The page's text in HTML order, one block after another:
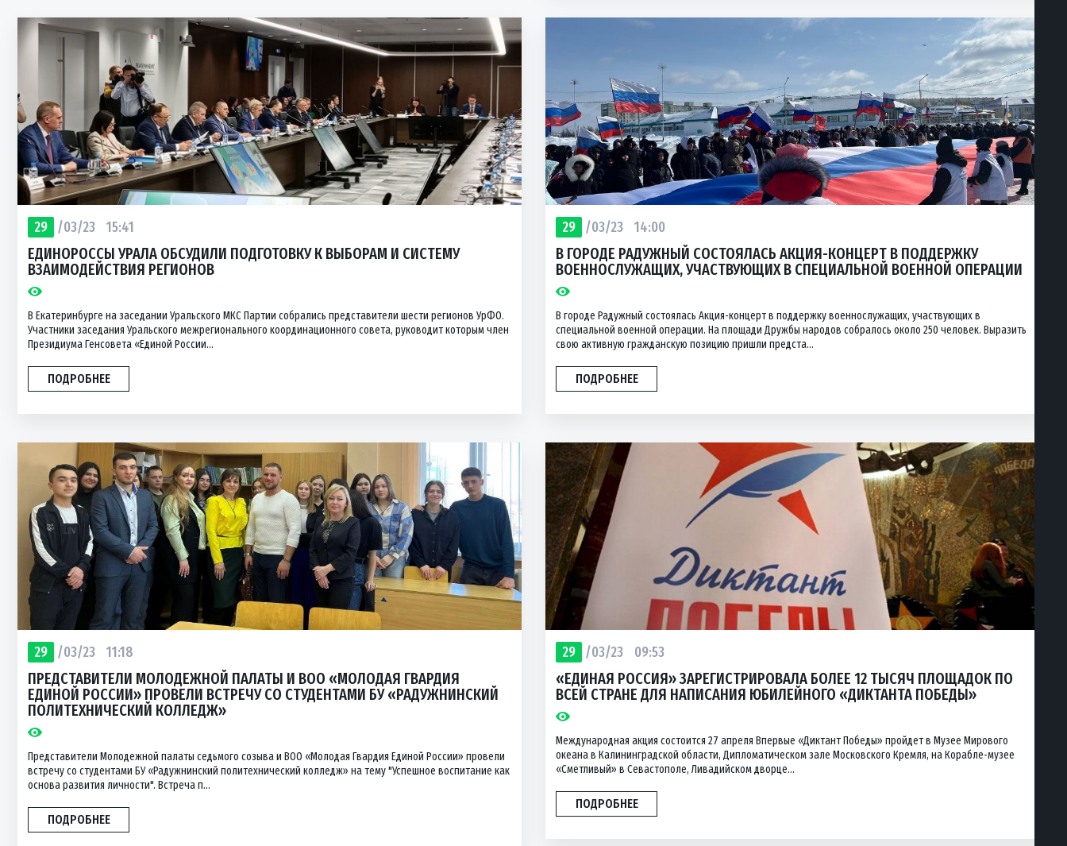
29 /03/23 15:41
ЕДИНОРОССЫ УРАЛА ОБСУДИЛИ ПОДГОТОВКУ К ВЫБОРАМ И СИСТЕМУ
ВЗАИМОДЕЙСТВИЯ РЕГИОНОВ
В Екатеринбурге на заседании Уральского МКС Партии собрались представители шести регионов УрФО.
Участники заседания Уральского межрегионального координационного совета, руководит которым член
Президиума Генсовета «Единой России...
ПОДРОБНЕЕ
29 /03/23 14:00
В ГОРОДЕ РАДУЖНЫЙ СОСТОЯЛАСЬ АКЦИЯ-КОНЦЕРТ В ПОДДЕРЖКУ
ВОЕННОСЛУЖАЩИХ, УЧАСТВУЮЩИХ В СПЕЦИАЛЬНОЙ ВОЕННОЙ ОПЕРАЦИИ
В городе Радужный состоялась Акция-концерт в поддержку военнослужащих, участвующих в
специальной военной операции. На площади Дружбы народов собралось около 250 человек. Выразить
свою активную гражданскую позицию пришли предста...
ПОДРОБНЕЕ
29 /03/23 11:18
ПРЕДСТАВИТЕЛИ МОЛОДЕЖНОЙ ПАЛАТЫ И ВОО «МОЛОДАЯ ГВАРДИЯ
ЕДИНОЙ РОССИИ» ПРОВЕЛИ ВСТРЕЧУ СО СТУДЕНТАМИ БУ «РАДУЖНИНСКИЙ
ПОЛИТЕХНИЧЕСКИЙ КОЛЛЕДЖ»
Представители Молодежной палаты седьмого созыва и ВОО «Молодая Гвардия Единой России» провели
встречу со студентами БУ «Радужнинский политехнический колледж» на тему "Успешное воспитание как
основа развития личности". Встреча п...
ПОДРОБНЕЕ
29 /03/23 09:53
«ЕДИНАЯ РОССИЯ» ЗАРЕГИСТРИРОВАЛА БОЛЕЕ 12 ТЫСЯЧ ПЛОЩАДОК ПО
ВСЕЙ СТРАНЕ ДЛЯ НАПИСАНИЯ ЮБИЛЕЙНОГО «ДИКТАНТА ПОБЕДЫ»
Международная акция состоится 27 апреля Впервые «Диктант Победы» пройдет в Музее Мирового
океана в Калининградской области, Дипломатическом зале Московского Кремля, на Корабле-музее
«Сметливый» в Севастополе, Ливадийском дворце...
ПОДРОБНЕЕ